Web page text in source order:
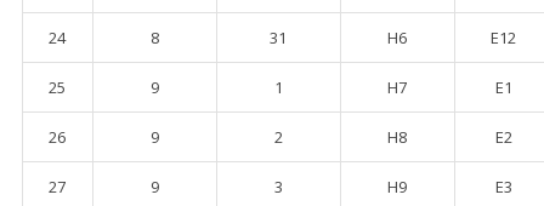
24 8 31 H6 E12
25 9 1 H7 E1
26 9 2 H8 E2
27 9 3 H9 E3